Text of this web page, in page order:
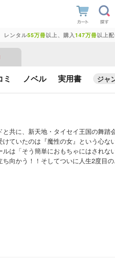
レンタル55万冊以上、購入 147万冊以上配
ミ ノベル 実用書 ジャ
共に、新天地・タイセイ王国の舞踏
ていたのは『魔性の女』という心な
は「そう簡単におもちゃにはされな
向かう！！そしてついに人生2度目